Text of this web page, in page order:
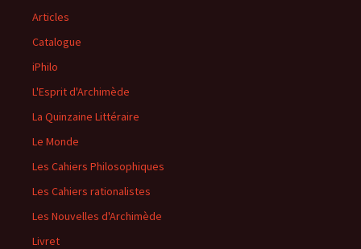
Articles
Catalogue
iPhilo
L'Esprit d'Archimède
La Quinzaine Littéraire
Le Monde
Les Cahiers Philosophiques
Les Cahiers rationalistes
Les Nouvelles d'Archimède
Livret